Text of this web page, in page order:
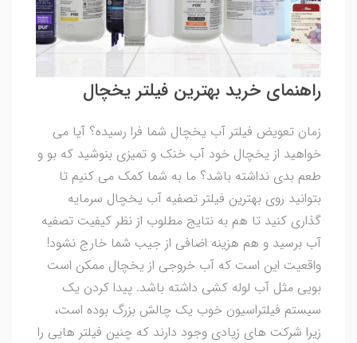
راهنمای خرید بهترین فیلتر یخچال
زمان تعویض فیلتر آب یخچال شما فرا رسیده؟ آیا می
خواهید از یخچال خود آب خنک و تمیزی بنوشید که بو و
طعم بدی نداشته باشد؟ ما به شما کمک می کنیم تا
بتوانید روی بهترین فیلتر تصفیه آب یخچال سرمایه
گذاری کنید تا هم به نتایج مطلوب از نظر کیفیت تصفیه
آب برسید و هم هزینه اضافی از جیب شما خارج نشود!
واقعیت این است که آب خروجی از یخچال ممکن است
بویی مثل آب لوله کشی داشته باشد. پیدا کردن یک
سیستم فیلتراسیون خوب یک چالش بزرگ بوده است،
زیرا شرکت های زیادی وجود دارند که چنین فیلتر هایی را